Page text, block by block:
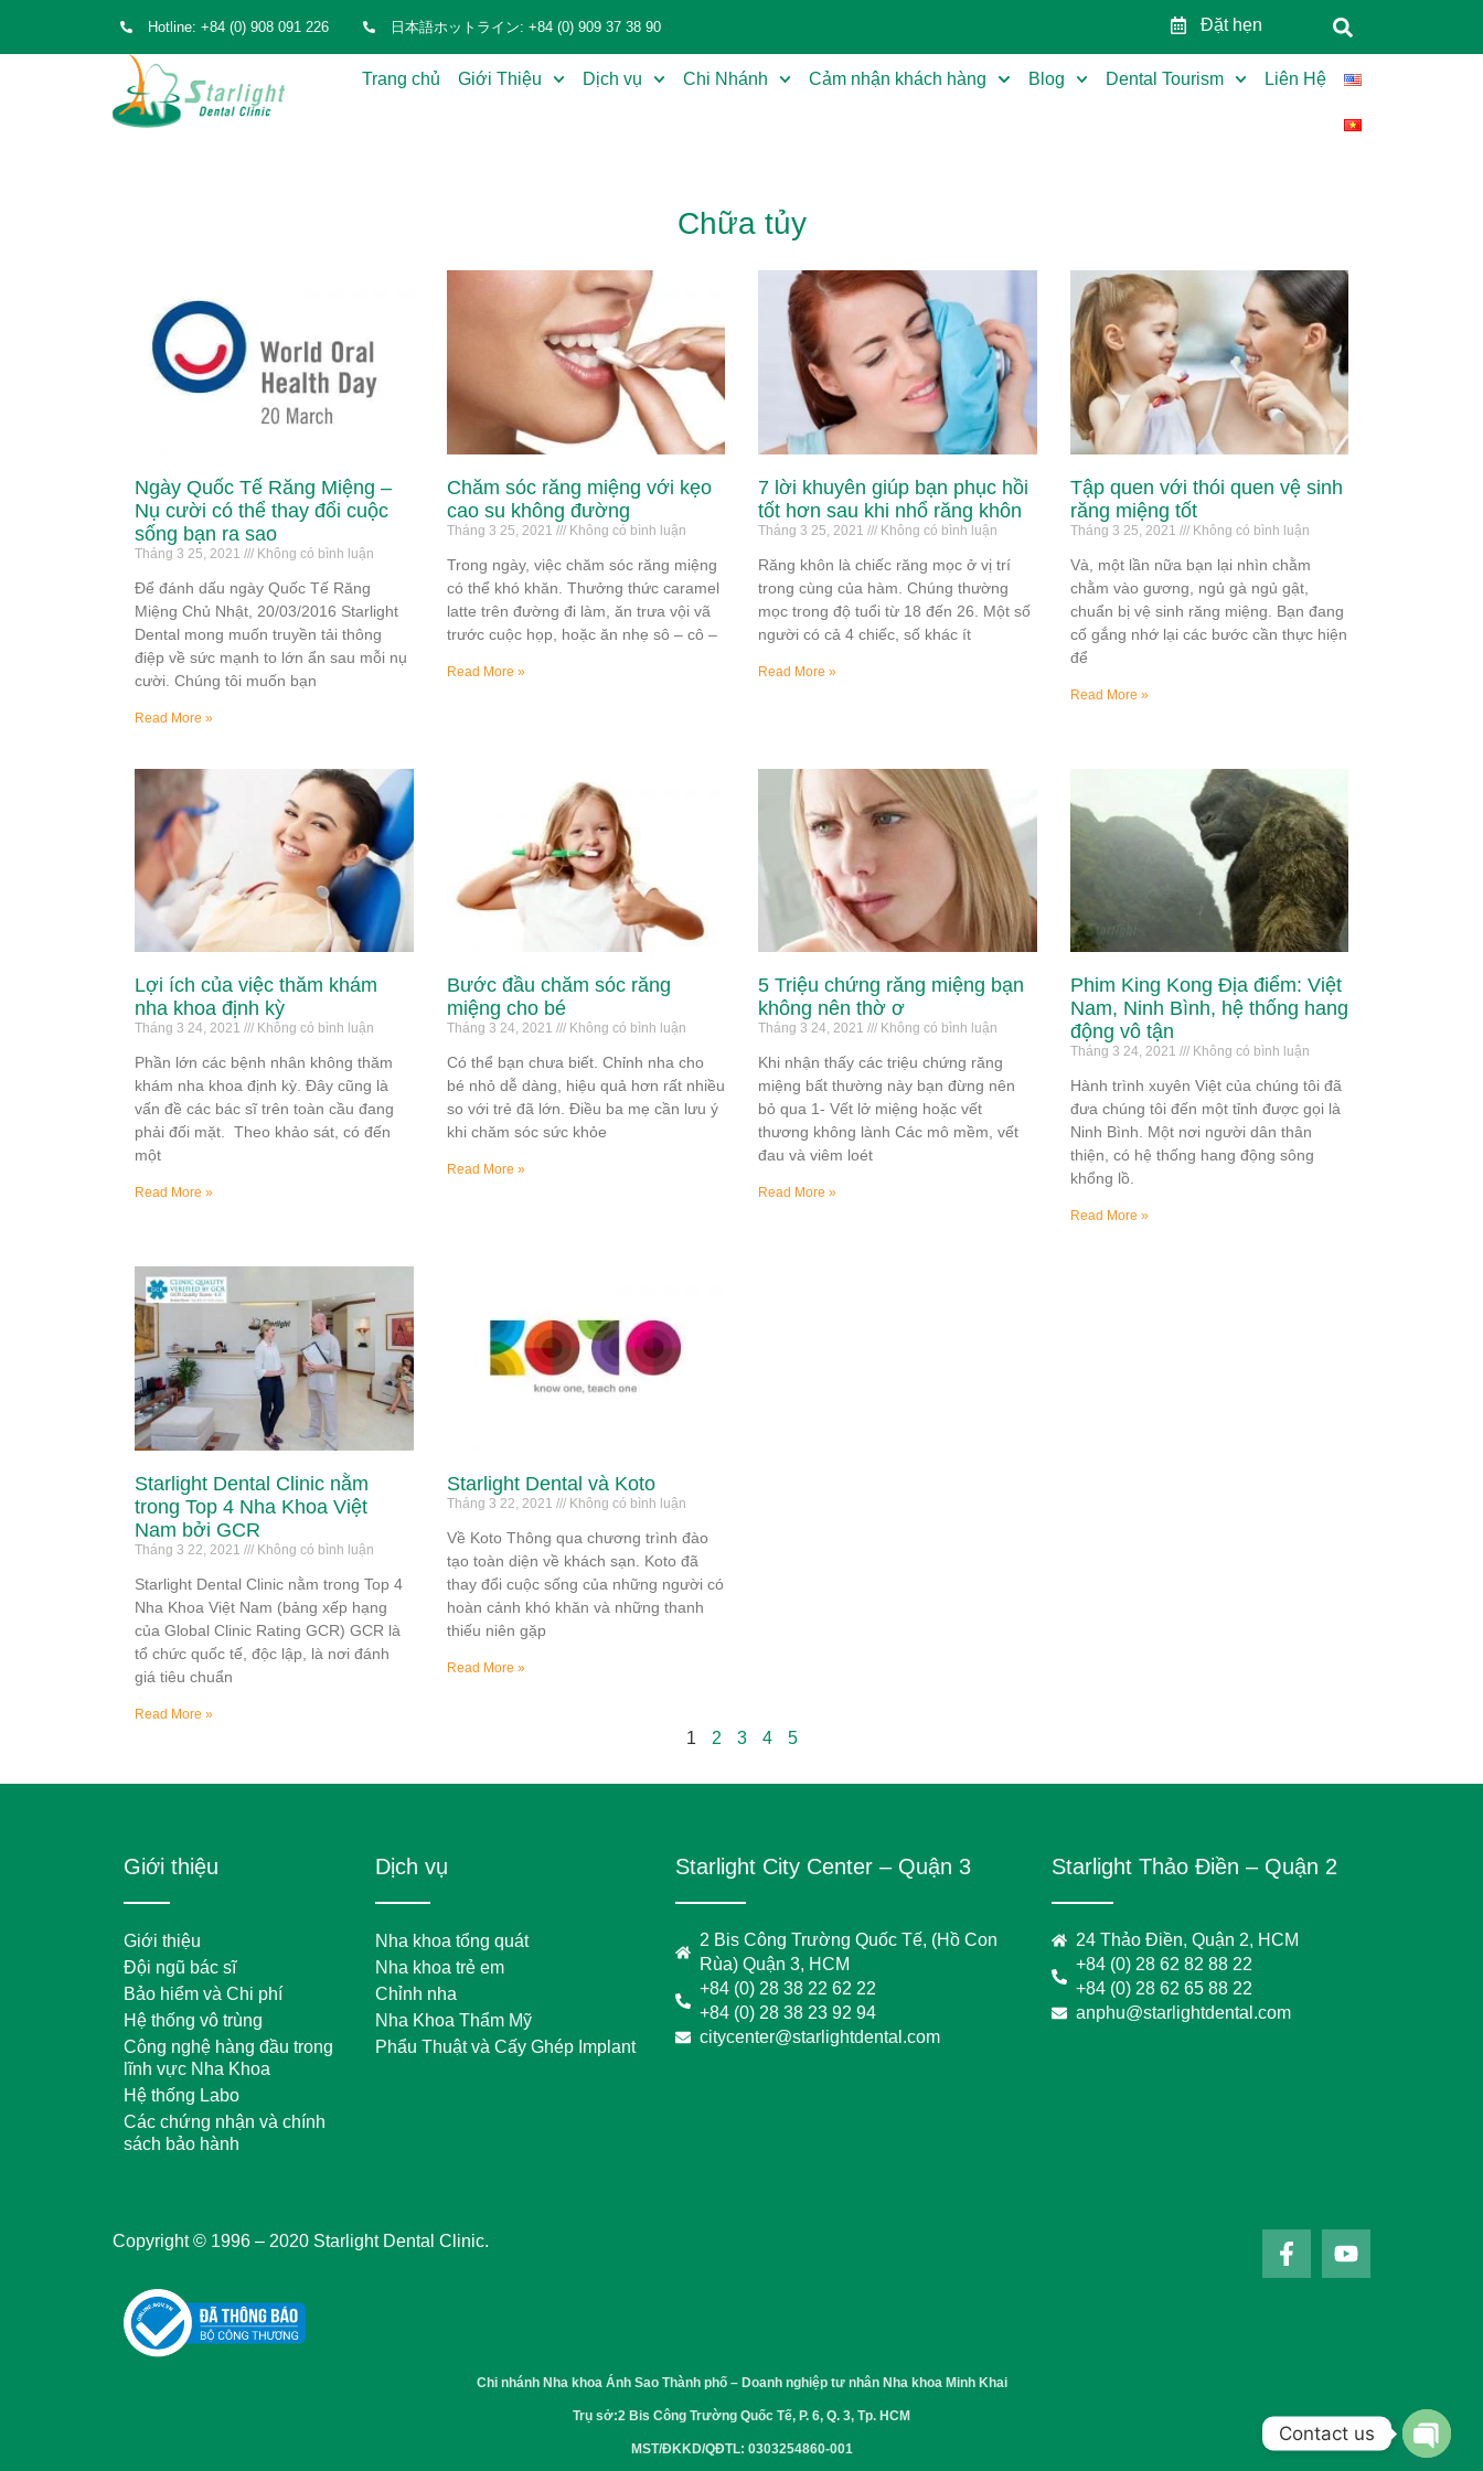
Hotline: +84 (0) 908 091 226 日本語ホットライン: +84 (0) 909 37 38 90 Đặt hẹn
Trang chủ Giới Thiệu Dịch vụ Chi Nhánh Cảm nhận khách hàng Blog Dental Tourism Liên Hệ
Chữa tủy
Ngày Quốc Tế Răng Miệng –
Nụ cười có thể thay đổi cuộc
sống bạn ra sao
Tháng 3 25, 2021 Không có bình luận
Để đánh dấu ngày Quốc Tế Răng
Miệng Chủ Nhật, 20/03/2016 Starlight
Dental mong muốn truyền tải thông
điệp về sức mạnh to lớn ẩn sau mỗi nụ
cười. Chúng tôi muốn bạn
Read More »
Chăm sóc răng miệng với kẹo
cao su không đường
Tháng 3 25, 2021 Không có bình luận
Trong ngày, việc chăm sóc răng miệng
có thể khó khăn. Thưởng thức caramel
latte trên đường đi làm, ăn trưa vội vã
trước cuộc họp, hoặc ăn nhẹ sô – cô –
Read More »
7 lời khuyên giúp bạn phục hồi
tốt hơn sau khi nhổ răng khôn
Tháng 3 25, 2021 Không có bình luận
Răng khôn là chiếc răng mọc ở vị trí
trong cùng của hàm. Chúng thường
mọc trong độ tuổi từ 18 đến 26. Một số
người có cả 4 chiếc, số khác ít
Read More »
Tập quen với thói quen vệ sinh
răng miệng tốt
Tháng 3 25, 2021 Không có bình luận
Và, một lần nữa bạn lại nhìn chằm
chằm vào gương, ngủ gà ngủ gật,
chuẩn bị vệ sinh răng miệng. Bạn đang
cố gắng nhớ lại các bước cần thực hiện
để
Read More »
Lợi ích của việc thăm khám
nha khoa định kỳ
Tháng 3 24, 2021 Không có bình luận
Phần lớn các bệnh nhân không thăm
khám nha khoa định kỳ. Đây cũng là
vấn đề các bác sĩ trên toàn cầu đang
phải đối mặt. Theo khảo sát, có đến
một
Read More »
Bước đầu chăm sóc răng
miệng cho bé
Tháng 3 24, 2021 Không có bình luận
Có thể bạn chưa biết. Chỉnh nha cho
bé nhỏ dễ dàng, hiệu quả hơn rất nhiều
so với trẻ đã lớn. Điều ba mẹ cần lưu ý
khi chăm sóc sức khỏe
Read More »
5 Triệu chứng răng miệng bạn
không nên thờ ơ
Tháng 3 24, 2021 Không có bình luận
Khi nhận thấy các triệu chứng răng
miệng bất thường này bạn đừng nên
bỏ qua 1- Vết lở miệng hoặc vết
thương không lành Các mô mềm, vết
đau và viêm loét
Read More »
Phim King Kong Địa điểm: Việt
Nam, Ninh Bình, hệ thống hang
động vô tận
Tháng 3 24, 2021 Không có bình luận
Hành trình xuyên Việt của chúng tôi đã
đưa chúng tôi đến một tỉnh được gọi là
Ninh Bình. Một nơi người dân thân
thiện, có hệ thống hang động sông
khổng lồ.
Read More »
Starlight Dental Clinic nằm
trong Top 4 Nha Khoa Việt
Nam bởi GCR
Tháng 3 22, 2021 Không có bình luận
Starlight Dental Clinic nằm trong Top 4
Nha Khoa Việt Nam (bảng xếp hạng
của Global Clinic Rating GCR) GCR là
tổ chức quốc tế, độc lập, là nơi đánh
giá tiêu chuẩn
Read More »
Starlight Dental và Koto
Tháng 3 22, 2021 Không có bình luận
Về Koto Thông qua chương trình đào
tạo toàn diện về khách sạn. Koto đã
thay đổi cuộc sống của những người có
hoàn cảnh khó khăn và những thanh
thiếu niên gặp
Read More »
1 2 3 4 5
Giới thiệu
Giới thiệu
Đội ngũ bác sĩ
Bảo hiểm và Chi phí
Hệ thống vô trùng
Công nghệ hàng đầu trong
lĩnh vực Nha Khoa
Hệ thống Labo
Các chứng nhận và chính
sách bảo hành
Dịch vụ
Nha khoa tổng quát
Nha khoa trẻ em
Chỉnh nha
Nha Khoa Thẩm Mỹ
Phẩu Thuật và Cấy Ghép Implant
Starlight City Center – Quận 3
2 Bis Công Trường Quốc Tế, (Hồ Con
Rùa) Quận 3, HCM
+84 (0) 28 38 22 62 22
+84 (0) 28 38 23 92 94
citycenter@starlightdental.com
Starlight Thảo Điền – Quận 2
24 Thảo Điền, Quận 2, HCM
+84 (0) 28 62 82 88 22
+84 (0) 28 62 65 88 22
anphu@starlightdental.com
Copyright © 1996 – 2020 Starlight Dental Clinic.
Chi nhánh Nha khoa Ánh Sao Thành phố – Doanh nghiệp tư nhân Nha khoa Minh Khai
Trụ sở:2 Bis Công Trường Quốc Tế, P. 6, Q. 3, Tp. HCM
MST/ĐKKD/QĐTL: 0303254860-001
Contact us